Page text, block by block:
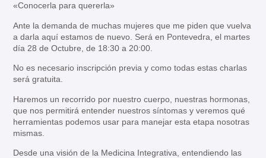
«Conocerla para quererla»
Ante la demanda de muchas mujeres que me piden que vuelva
a darla aquí estamos de nuevo. Será en Pontevedra, el martes
día 28 de Octubre, de 18:30 a 20:00.
No es necesario inscripción previa y como todas estas charlas
será gratuita.
Haremos un recorrido por nuestro cuerpo, nuestras hormonas,
que nos permitirá entender nuestros síntomas y veremos qué
herramientas podemos usar para manejar esta etapa nosotras
mismas.
Desde una visión de la Medicina Integrativa, entendiendo las